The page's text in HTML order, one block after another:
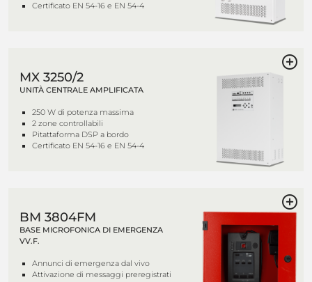
Certificato EN 54-16 e EN 54-4
MX 3250/2
UNITÀ CENTRALE AMPLIFICATA
250 W di potenza massima
2 zone controllabili
Pitattaforma DSP a bordo
Certificato EN 54-16 e EN 54-4
BM 3804FM
BASE MICROFONICA DI EMERGENZA
VV.F.
Annunci di emergenza dal vivo
Attivazione di messaggi preregistrati